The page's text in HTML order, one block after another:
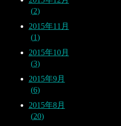
2
2015年11月
1
2015年10月
3
2015年9月
6
2015年8月
20